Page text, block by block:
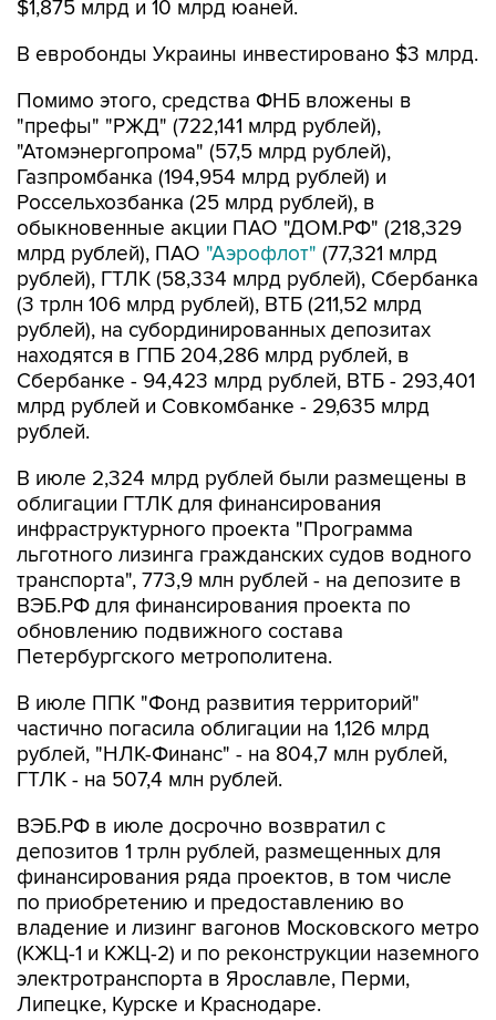
$1,875 млрд и 10 млрд юаней.
В евробонды Украины инвестировано $3 млрд.
Помимо этого, средства ФНБ вложены в
"префы" "РЖД" (722,141 млрд рублей),
"Атомэнергопрома" (57,5 млрд рублей),
Газпромбанка (194,954 млрд рублей) и
Россельхозбанка (25 млрд рублей), в
обыкновенные акции ПАО "ДОМ.РФ" (218,329
млрд рублей), ПАО "Аэрофлот" (77,321 млрд
рублей), ГТЛК (58,334 млрд рублей), Сбербанка
(3 трлн 106 млрд рублей), ВТБ (211,52 млрд
рублей), на субординированных депозитах
находятся в ГПБ 204,286 млрд рублей, в
Сбербанке - 94,423 млрд рублей, ВТБ - 293,401
млрд рублей и Совкомбанке - 29,635 млрд
рублей.
В июле 2,324 млрд рублей были размещены в
облигации ГТЛК для финансирования
инфраструктурного проекта "Программа
льготного лизинга гражданских судов водного
транспорта", 773,9 млн рублей - на депозите в
ВЭБ.РФ для финансирования проекта по
обновлению подвижного состава
Петербургского метрополитена.
В июле ППК "Фонд развития территорий"
частично погасила облигации на 1,126 млрд
рублей, "НЛК-Финанс" - на 804,7 млн рублей,
ГТЛК - на 507,4 млн рублей.
ВЭБ.РФ в июле досрочно возвратил с
депозитов 1 трлн рублей, размещенных для
финансирования ряда проектов, в том числе
по приобретению и предоставлению во
владение и лизинг вагонов Московского метро
(КЖЦ-1 и КЖЦ-2) и по реконструкции наземного
электротранспорта в Ярославле, Перми,
Липецке, Курске и Краснодаре.